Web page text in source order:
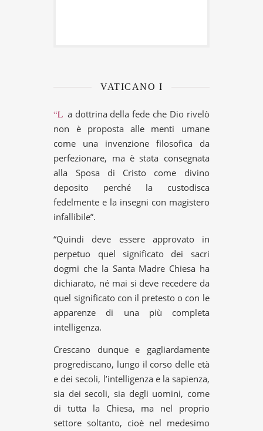
VATICANO I
“La dottrina della fede che Dio rivelò
non è proposta alle menti umane
come una invenzione filosofica da
perfezionare, ma è stata consegnata
alla Sposa di Cristo come divino
deposito perché la custodisca
fedelmente e la insegni con magistero
infallibile”.
“Quindi deve essere approvato in
perpetuo quel significato dei sacri
dogmi che la Santa Madre Chiesa ha
dichiarato, né mai si deve recedere da
quel significato con il pretesto o con le
apparenze di una più completa
intelligenza.
Crescano dunque e gagliardamente
progrediscano, lungo il corso delle età
e dei secoli, l’intelligenza e la sapienza,
sia dei secoli, sia degli uomini, come
di tutta la Chiesa, ma nel proprio
settore soltanto, cioè nel medesimo